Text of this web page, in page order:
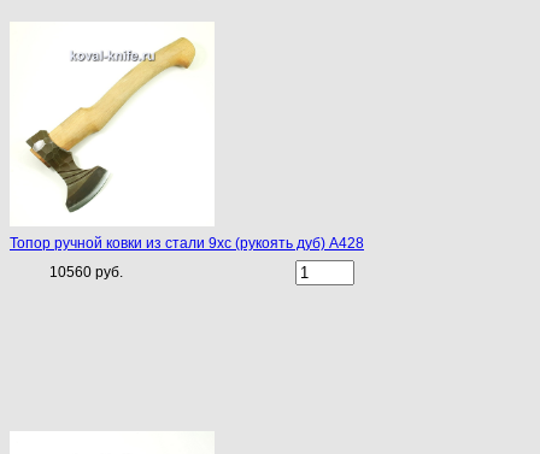
Топор ручной ковки из стали 9хс (рукоять дуб) A428
10560 руб.